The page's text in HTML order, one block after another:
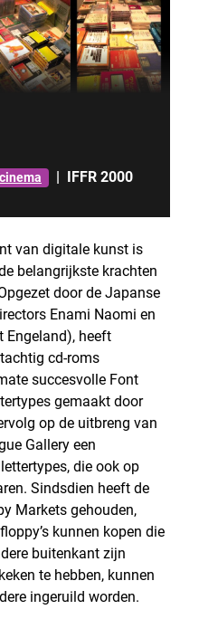
| IFFR 2000
van digitale kunst is
belangrijkste krachten
door de Japanse
Enami Naomi en
Engeland), heeft
cd-roms
succesvolle Font
gemaakt door
op de uitbreng van
Gallery een
die ook op
Sindsdien heeft de
Markets gehouden,
kunnen kopen die
buitenkant zijn
te hebben, kunnen
ingeruild worden.